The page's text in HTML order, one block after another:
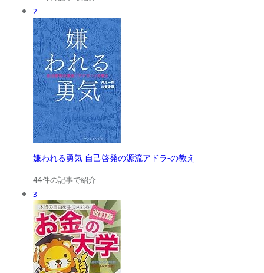
2
嫌われる勇気 自己啓発の源流アドラ-の教え
44件の記事で紹介
3